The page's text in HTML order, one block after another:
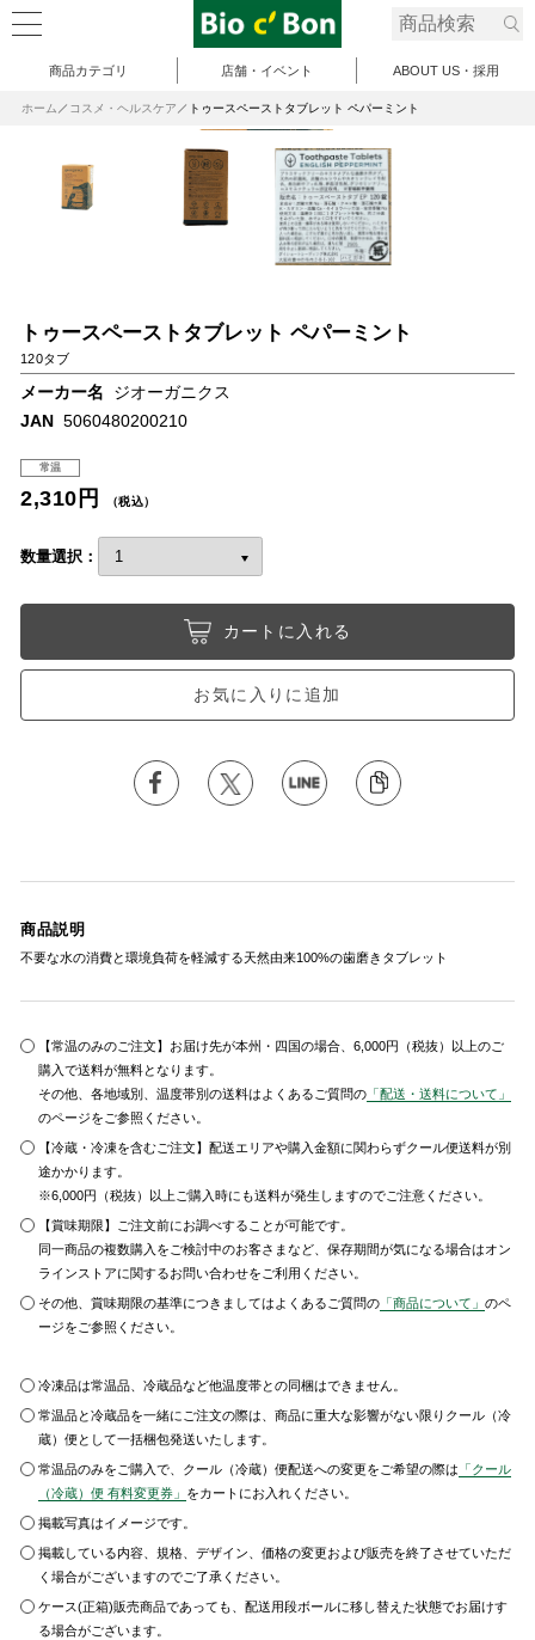
商品カテゴリ 店舗・イベント ABOUT US・採用
ホーム コスメ・ヘルスケア トゥースペーストタブレット ペパーミント
トゥースペーストタブレット ペパーミント
120タブ
メーカー名
ジオーガニクス
JAN 5060480200210
常温
2,310円 （税込）
数量選択：
カートに入れる
お気に入りに追加
商品説明
不要な水の消費と環境負荷を軽減する天然由来100%の歯磨きタブレット
【常温のみのご注文】お届け先が本州・四国の場合、6,000円（税抜）以上のご
購入で送料が無料となります。
その他、各地域別、温度帯別の送料はよくあるご質問の 「配送・送料について」
のページをご参照ください。
【冷蔵・冷凍を含むご注文】配送エリアや購入金額に関わらずクール便送料が別
途かかります。
※6,000円（税抜）以上ご購入時にも送料が発生しますのでご注意ください。
【賞味期限】ご注文前にお調べすることが可能です。
同一商品の複数購入をご検討中のお客さまなど、保存期間が気になる場合はオン
ラインストアに関するお問い合わせをご利用ください。
その他、賞味期限の基準につきましてはよくあるご質問の 「商品について」のペ
ージをご参照ください。
冷凍品は常温品、冷蔵品など他温度帯との同梱はできません。
常温品と冷蔵品を一緒にご注文の際は、商品に重大な影響がない限りクール（冷
蔵）便として一括梱包発送いたします。
常温品のみをご購入で、クール（冷蔵）便配送への変更をご希望の際は 「クール
（冷蔵）便 有料変更券」 をカートにお入れください。
掲載写真はイメージです。
掲載している内容、規格、デザイン、価格の変更および販売を終了させていただ
く場合がございますのでご了承ください。
ケース(正箱)販売商品であっても、配送用段ボールに移し替えた状態でお届けす
る場合がございます。